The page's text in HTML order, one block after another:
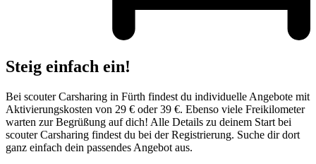
Steig einfach ein!
Bei scouter Carsharing in Fürth findest du individuelle Angebote mit
Aktivierungskosten von 29 € oder 39 €. Ebenso viele Freikilometer
warten zur Begrüßung auf dich! Alle Details zu deinem Start bei
scouter Carsharing findest du bei der Registrierung. Suche dir dort
ganz einfach dein passendes Angebot aus.